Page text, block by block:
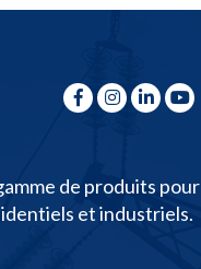
de produits pour
et industriels.